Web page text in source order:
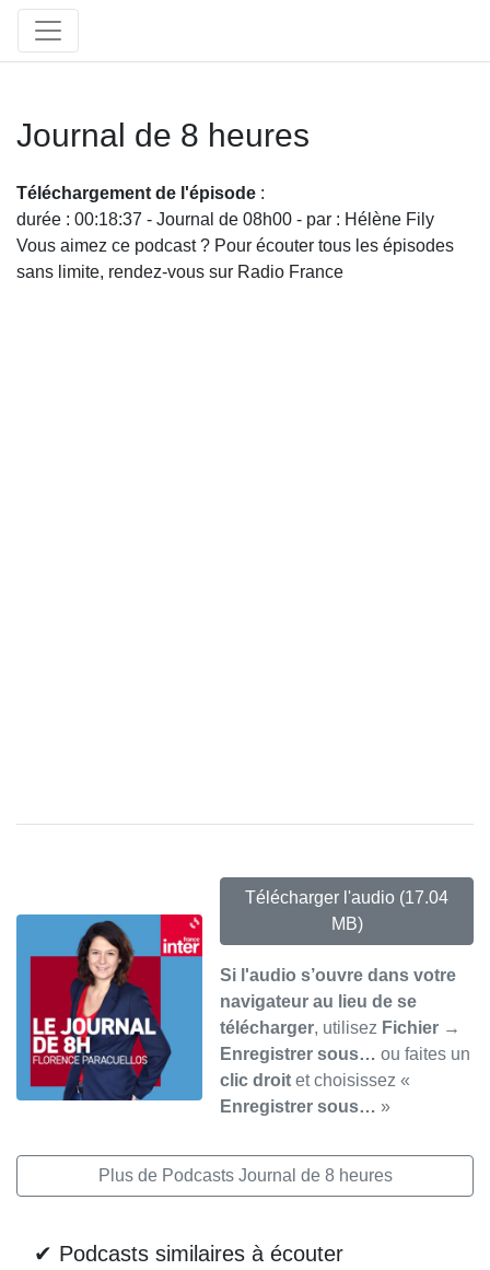
Journal de 8 heures
Téléchargement de l'épisode :
durée : 00:18:37 - Journal de 08h00 - par : Hélène Fily
Vous aimez ce podcast ? Pour écouter tous les épisodes
sans limite, rendez-vous sur Radio France
Télécharger l'audio (17.04
MB)
Si l'audio s’ouvre dans votre
navigateur au lieu de se
télécharger, utilisez Fichier →
Enregistrer sous… ou faites un
clic droit et choisissez «
Enregistrer sous… »
Plus de Podcasts Journal de 8 heures
✔ Podcasts similaires à écouter